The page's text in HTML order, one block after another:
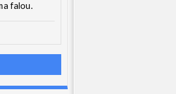
falou.